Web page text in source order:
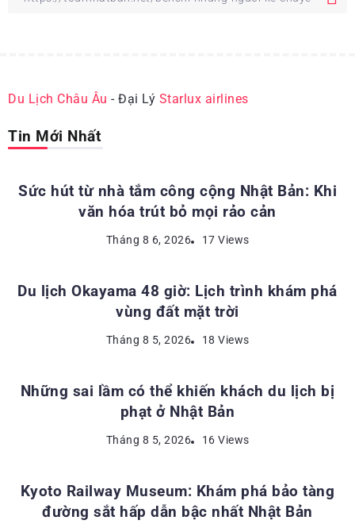
Du Lịch Châu Âu - Đại Lý Starlux airlines
Tin Mới Nhất
Sức hút từ nhà tắm công cộng Nhật Bản: Khi
văn hóa trút bỏ mọi rảo cản
Tháng 8 6, 2026 17 Views
ĐỊA ĐIỂM DU LỊCH NHẬT BẢN
Du lịch Okayama 48 giờ: Lịch trình khám phá
vùng đất mặt trời
Tháng 8 5, 2026 18 Views
KINH NGHIỆM DU LỊCH NHẬT BẢN
Những sai lầm có thể khiến khách du lịch bị
phạt ở Nhật Bản
Tháng 8 5, 2026 16 Views
ĐỊA ĐIỂM DU LỊCH NHẬT BẢN
Kyoto Railway Museum: Khám phá bảo tàng
đường sắt hấp dẫn bậc nhất Nhật Bản